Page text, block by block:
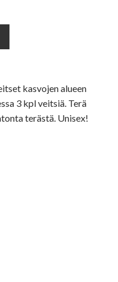
kasvojen alueen
3 kpl veitsiä. Terä
terästä. Unisex!